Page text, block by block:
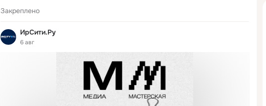
Закреплено
ИрСити.Ру
6 авг